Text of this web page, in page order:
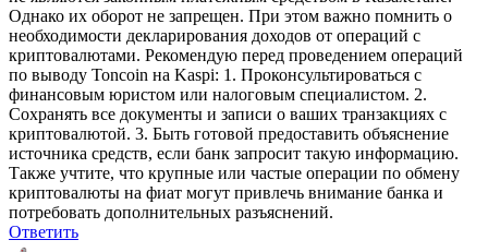
Однако их оборот не запрещен. При этом важно помнить о
необходимости декларирования доходов от операций с
криптовалютами. Рекомендую перед проведением операций
по выводу Toncoin на Kaspi: 1. Проконсультироваться с
финансовым юристом или налоговым специалистом. 2.
Сохранять все документы и записи о ваших транзакциях с
криптовалютой. 3. Быть готовой предоставить объяснение
источника средств, если банк запросит такую информацию.
Также учтите, что крупные или частые операции по обмену
криптовалюты на фиат могут привлечь внимание банка и
потребовать дополнительных разъяснений.
Ответить